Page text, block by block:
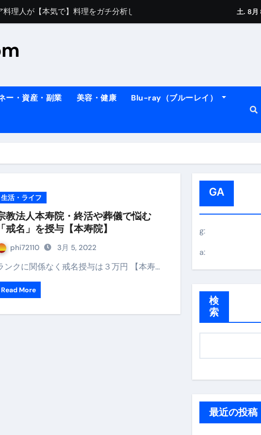
んまに申し訳ない件
のパスタ
！」と思っている人が見たら、一瞬で現実に引き戻されるデータです。
パーの豚肉が大変身#shorts
南イタリアの楽園・ポジターノ＆アマルフィ海岸
ク）
リのランチ営業
ィスク）
スク）
ストランを体験してみた結果…
土. 8
ー・資産・副業 美容・健康 Blu-ray（ブルーレイ）
生活・ライフ
教法人本寿院・終活や葬儀で悩む
「戒名」を授与【本寿院】
phi72110 3月 5, 2022
ランクに関係なく戒名授与は３万円 【本寿…
Read More
GA
g:
a:
検
索
最近の投稿